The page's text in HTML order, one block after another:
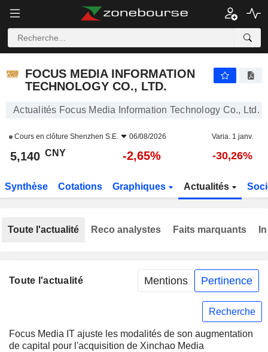
FOCUS MEDIA INFORMATION
TECHNOLOGY CO., LTD.
Actualités Focus Media Information Technology Co., Ltd.
Cours en clôture Shenzhen S.E. 06/08/2026 Varia. 1 janv.
5,140 CNY -2,65% -30,26%
Synthèse Cotations Graphiques Actualités
Toute l'actualité Mentions Pertinence
Recherche
Focus Media IT ajuste les modalités de son augmentation
de capital pour l'acquisition de Xinchao Media
Toute l'actualité Reco analystes Faits marquants